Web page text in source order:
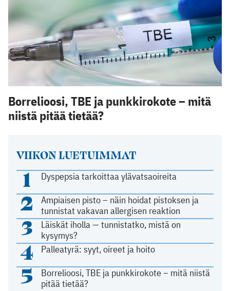
VIIKON LUETUIMMAT
1 Dyspepsia tarkoittaa ylävatsaoireita
2
Ampiaisen pisto – näin hoidat pistoksen ja
tunnistat vakavan allergisen reaktion
3
Läiskät iholla — tunnistatko, mistä on
kysymys?
4 Palleatyrä: syyt, oireet ja hoito
5
Borrelioosi, TBE ja punkkirokote – mitä niistä
pitää tietää?
Borrelioosi, TBE ja punkkirokote – mitä
niistä pitää tietää?